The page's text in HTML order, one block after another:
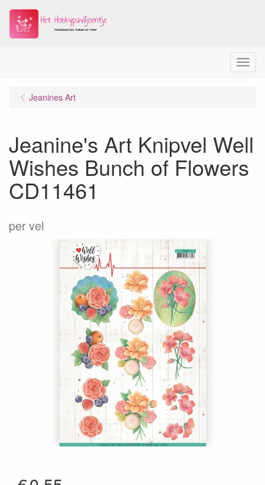
Menu
Jeanines Art
Jeanine's Art Knipvel Well
Wishes Bunch of Flowers
CD11461
per vel